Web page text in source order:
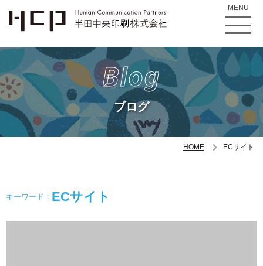
MENU
Blog
ブログ
HOME ECサイト
キーワード： ECサイト